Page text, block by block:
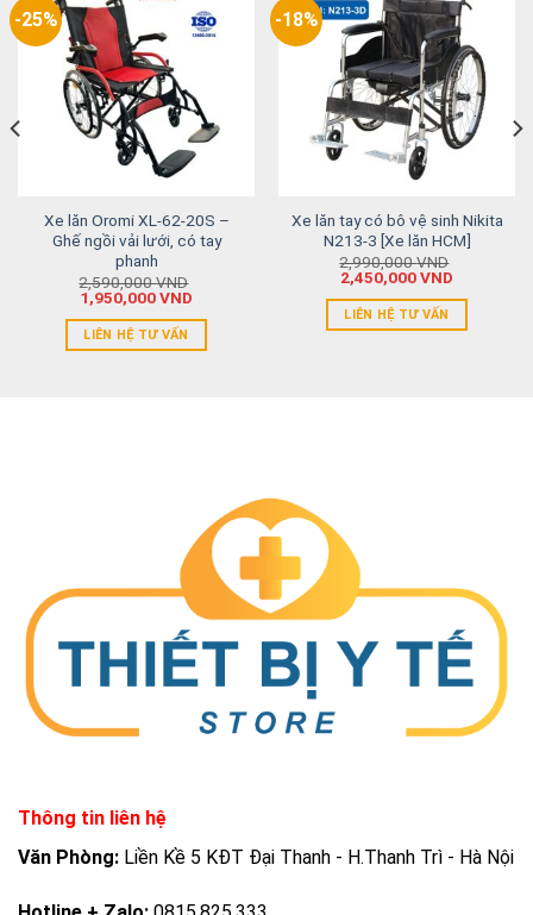
-25%
Xe lăn Oromi XL-62-20S –
Ghế ngồi vải lưới, có tay
phanh
2,590,000VND
1,950,000VND
LIÊN HỆ TƯ VẤN
-18%
Xe lăn tay có bô vệ sinh Nikita
N213-3 [Xe lăn HCM]
2,990,000VND
2,450,000VND
LIÊN HỆ TƯ VẤN
Thông tin liên hệ
Văn Phòng: Liền Kề 5 KĐT Đại Thanh - H.Thanh Trì - Hà Nội